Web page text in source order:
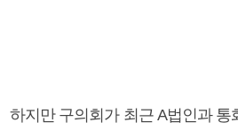
하지만 구의회가 최근 A법인과 통